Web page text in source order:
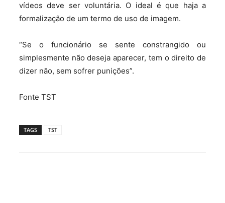
vídeos deve ser voluntária. O ideal é que haja a
formalização de um termo de uso de imagem.
“Se o funcionário se sente constrangido ou
simplesmente não deseja aparecer, tem o direito de
dizer não, sem sofrer punições”.
Fonte TST
TAGS TST